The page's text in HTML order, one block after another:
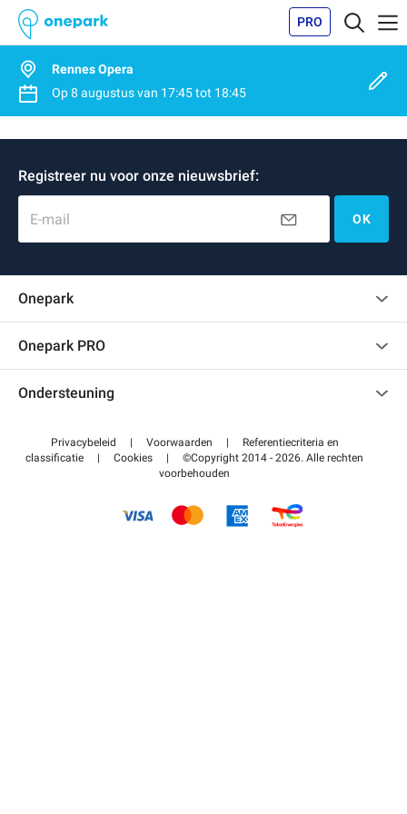
PRO
Rennes Opera
Op8 augustusvan 17:45tot 18:45
Registreer nu voor onze nieuwsbrief:
E-mail OK
Onepark
Onepark PRO
Word partner van Onepark
Ondersteuning
Helpcentrum
Betalen voor parkeren FLOW
Privacybeleid | Voorwaarden |
Referentiecriteria en
classificatie
| Cookies |
©Copyright 2014 - 2026. Alle rechten
voorbehouden